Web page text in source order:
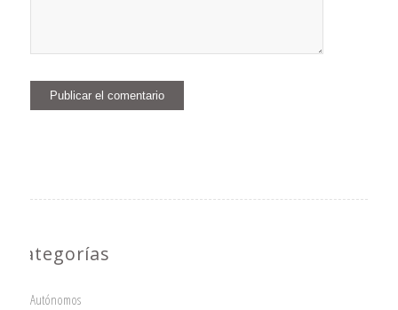
Categorías
Autónomos